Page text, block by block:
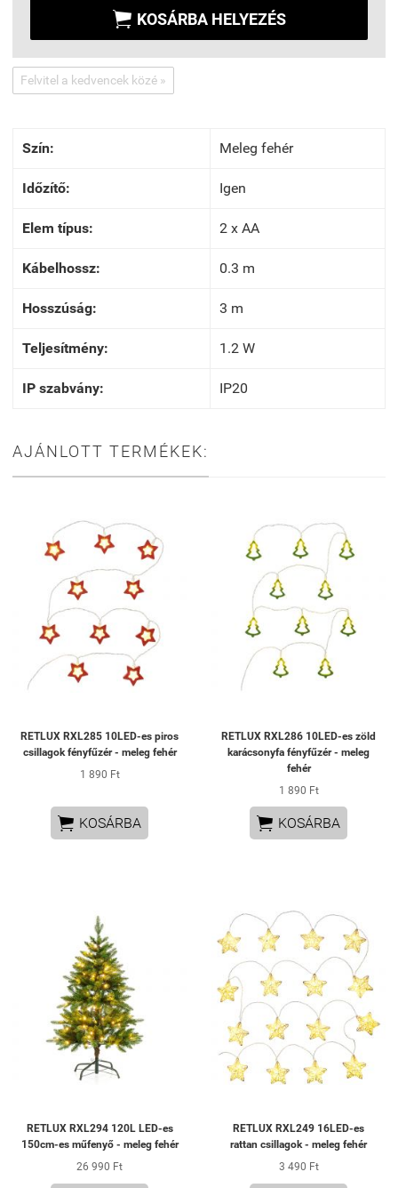
 KOSÁRBA HELYEZÉS
Felvitel a kedvencek közé »
Szín: Meleg fehér
Időzítő: Igen
Elem típus: 2 x AA
Kábelhossz: 0.3 m
Hosszúság: 3 m
Teljesítmény: 1.2 W
IP szabvány: IP20
AJÁNLOTT TERMÉKEK:
RETLUX RXL285 10LED-es piros
csillagok fényfűzér - meleg fehér
1 890 Ft
 KOSÁRBA
RETLUX RXL286 10LED-es zöld
karácsonyfa fényfűzér - meleg
fehér
1 890 Ft
 KOSÁRBA
RETLUX RXL294 120L LED-es
150cm-es műfenyő - meleg fehér
26 990 Ft
RETLUX RXL249 16LED-es
rattan csillagok - meleg fehér
3 490 Ft